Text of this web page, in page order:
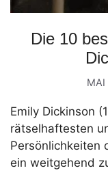
Die 10
Emily Dickinson
rätselhaftesten
Persönlichkeiten
ein weitgehend